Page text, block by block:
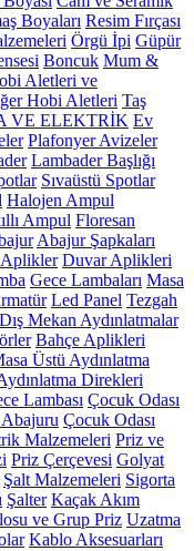
Boyaları Resim Fırçası
Örgü İpi Güpür
Boncuk Mum &
Aletleri ve
Hobi Aletleri Taş
VE ELEKTRİK Ev
Plafonyer Avizeler
Lambader Başlığı
Sıvaüstü Spotlar
Halojen Ampul
Ampul Floresan
Abajur Şapkaları
Aplikler Duvar Aplikleri
Gece Lambaları Masa
Led Panel Tezgah
Dış Mekan Aydınlatmalar
Bahçe Aplikleri
Üstü Aydınlatma
Direkleri
Lambası Çocuk Odası
Abajuru Çocuk Odası
Malzemeleri Priz ve
Priz Çerçevesi Golyat
Şalt Malzemeleri Sigorta
Şalter Kaçak Akım
ve Grup Priz Uzatma
Kablo Aksesuarları